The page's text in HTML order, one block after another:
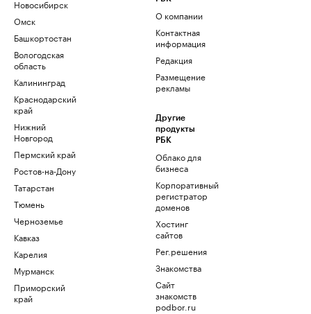
Новосибирск
Омск
Башкортостан
Вологодская
область
Калининград
Краснодарский
край
Нижний
Новгород
Пермский край
Ростов-на-Дону
Татарстан
Тюмень
Черноземье
Кавказ
Карелия
Мурманск
Приморский
край
О компании
Контактная
информация
Редакция
Размещение
рекламы
Другие
продукты
РБК
Облако для
бизнеса
Корпоративный
регистратор
доменов
Хостинг
сайтов
Рег.решения
Знакомства
Сайт
знакомств
podbor.ru